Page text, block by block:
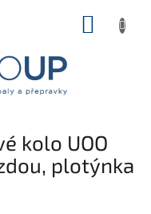
kolo UOO
plotýnka